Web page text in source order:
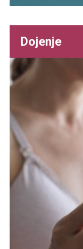
Dojenje